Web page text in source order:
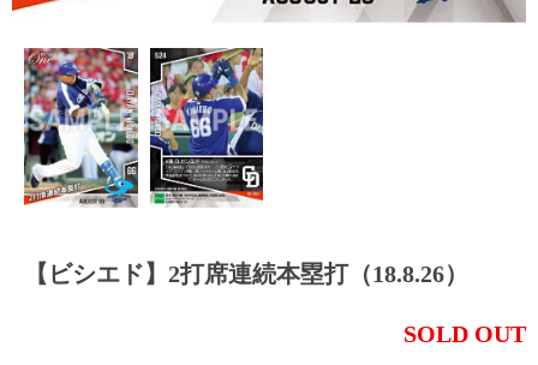
【ビシエド】2打席連続本塁打（18.8.26）
SOLD OUT